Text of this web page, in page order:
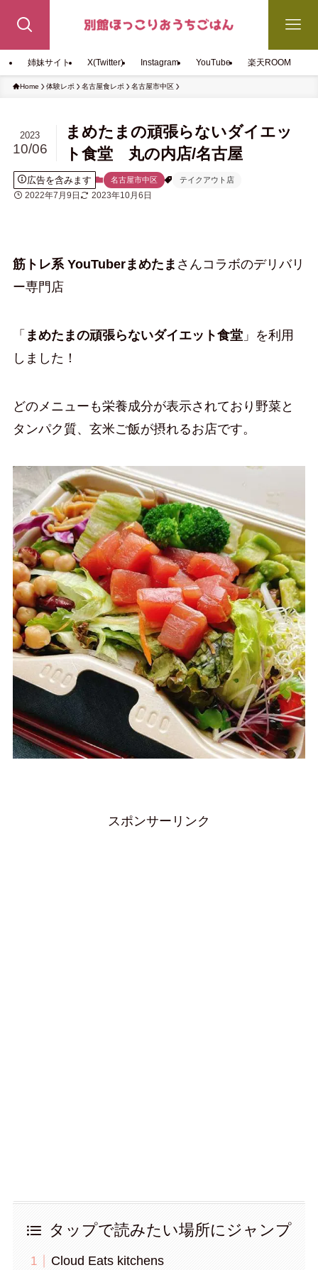
姉妹サイト X(Twitter) Instagram YouTube 楽天ROOM
Home 体験レポ 名古屋食レポ 名古屋市中区
まめたまの頑張らないダイエッ
ト食堂 丸の内店/名古屋
2023
10/06
広告を含みます 名古屋市中区 テイクアウト店
2022年7月9日 2023年10月6日
筋トレ系 YouTuberまめたま さんコラボのデリバリ
ー専門店
「 まめたまの頑張らないダイエット食堂」を利用
しました！
どのメニューも栄養成分が表示されており野菜と
タンパク質、玄米ご飯が摂れるお店です。
スポンサーリンク
タップで読みたい場所にジャンプ
Cloud Eats kitchens